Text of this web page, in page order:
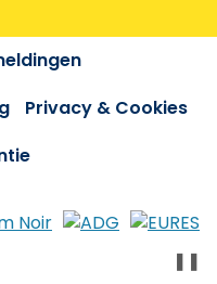
Privacy & Cookies
❚❚